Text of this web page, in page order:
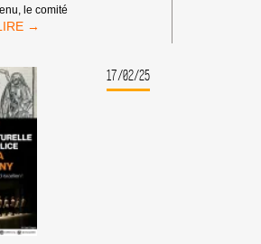
STRASBOURG
le comité
17/02/25